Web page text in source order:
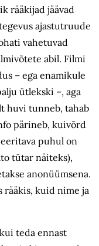
rääkijad jäävad
ajastutruude
vahetuvad
abil. Filmi
– ega enamikule
ütlekski –, aga
huvi tunneb, tahab
pärineb, kuivõrd
puhul on
tütar näiteks),
anonüümsena.
rääkis, kuid nime ja
teda ennast